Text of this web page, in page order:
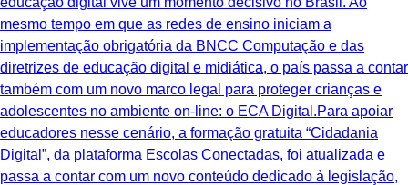
mesmo tempo em que as redes de ensino iniciam a
implementação obrigatória da BNCC Computação e das
diretrizes de educação digital e midiática, o país passa a contar
também com um novo marco legal para proteger crianças e
adolescentes no ambiente on-line: o ECA Digital.Para apoiar
educadores nesse cenário, a formação gratuita “Cidadania
Digital”, da plataforma Escolas Conectadas, foi atualizada e
passa a contar com um novo conteúdo dedicado à legislação,